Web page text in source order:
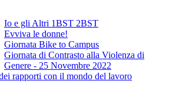
Io e gli Altri 1BST 2BST
Evviva le donne!
Giornata Bike to Campus
Giornata di Contrasto alla Violenza di
Genere - 25 Novembre 2022
rapporti con il mondo del lavoro